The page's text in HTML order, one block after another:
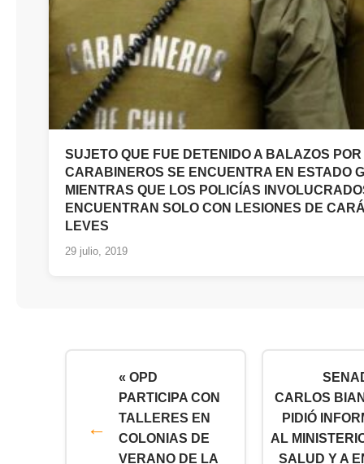
SUJETO QUE FUE DETENIDO A BALAZOS POR
CARABINEROS SE ENCUENTRA EN ESTADO
MIENTRAS QUE LOS POLICÍAS
ENCUENTRAN SOLO CON LESIONES DE
LEVES
29 julio, 2019
« OPD
PARTICIPA CON
TALLERES EN
COLONIAS DE
VERANO DE LA
CARLOS
PIDIÓ
AL
SALUD Y A